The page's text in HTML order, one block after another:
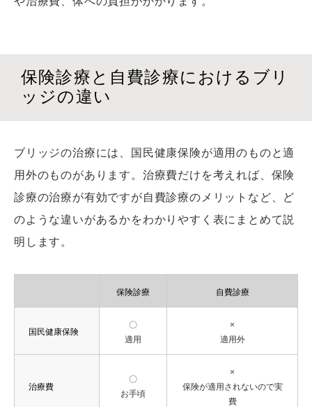
保険診療と自費診療におけるブリ
ッジの違い
ブリッジの治療には、国民健康保険が適用のものと適
用外のものがあります。治療費だけを考えれば、保険
診療の治療が有効ですが自費診療のメリットなど、ど
のような違いがあるかをわかりやすく表にまとめて説
明します。
保険診療 自費診療
国民健康保険
〇
適用
×
適用外
治療費
〇
お手頃
×
保険が適用されないので実
費